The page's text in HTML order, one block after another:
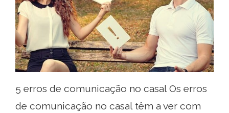
5 erros de comunicação no casal Os erros
de comunicação no casal têm a ver com